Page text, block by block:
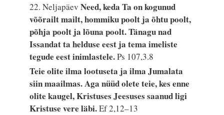
22. NeljapäevNeed, keda Ta on kogunud
võõrailt mailt, hommiku poolt ja õhtu poolt,
põhja poolt ja lõuna poolt. Tänagu nad
Issandat ta helduse eest ja tema imeliste
tegude eest inimlastele.Ps 107,3.8
Teie olite ilma lootuseta ja ilma Jumalata
siin maailmas. Aga nüüd olete teie, kes enne
olite kaugel, Kristuses Jeesuses saanud ligi
Kristuse vere läbi.Ef 2,12–13